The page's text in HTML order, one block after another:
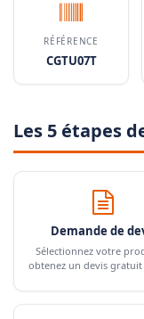
RÉFÉRENCE
CGTU07T
Les 5 étapes
Demande de
Sélectionnez votre
obtenez un devis gratuit